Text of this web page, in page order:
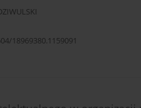
18969380.1159091